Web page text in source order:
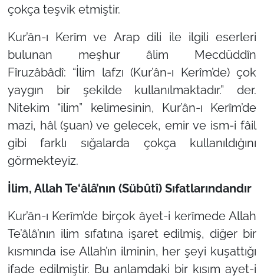
çokça teşvik etmiştir.
Kur’ân-ı Kerîm ve Arap dili ile ilgili eserleri
bulunan meşhur âlim Mecdüddîn
Fîruzâbâdî: “İlim lafzı (Kur’ân-ı Kerîm’de) çok
yaygın bir şekilde kullanılmaktadır.” der.
Nitekim “ilim” kelimesinin, Kur’ân-ı Kerîm’de
mazi, hâl (şuan) ve gelecek, emir ve ism-i fâil
gibi farklı sığalarda çokça kullanıldığını
görmekteyiz.
İlim, Allah Te‘âlâ’nın (Sübûtî) Sıfatlarındandır
Kur’ân-ı Kerîm’de birçok âyet-i kerîmede Allah
Te’âlâ’nın ilim sıfatına işaret edilmiş, diğer bir
kısmında ise Allah’ın ilminin, her şeyi kuşattığı
ifade edilmiştir. Bu anlamdaki bir kısım ayet-i